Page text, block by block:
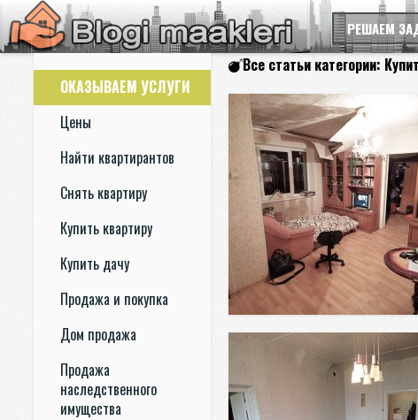
РЕШАЕМ
ОКАЗЫВАЕМ УСЛУГИ
Цены
Найти квартирантов
Снять квартиру
Купить квартиру
Купить дачу
Продажа и покупка
Дом продажа
Продажа
наследственного
имущества
Все статьи категории: